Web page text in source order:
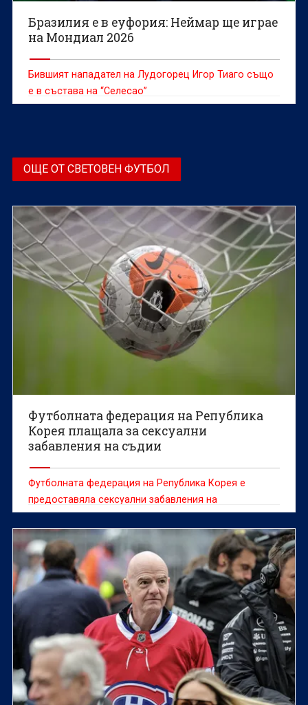
Бразилия е в еуфория: Неймар ще играе
на Мондиал 2026
Бившият нападател на Лудогорец Игор Тиаго също
е в състава на “Селесао”
ОЩЕ ОТ СВЕТОВЕН ФУТБОЛ
Футболната федерация на Република
Корея плащала за сексуални
забавления на съдии
Футболната федерация на Република Корея е
предоставяла сексуални забавления на
чуждестранни съдии между 2011 и 2012 г., съобщи
информационната агенция Yonhap, позовавайки се
на одитен доклад.